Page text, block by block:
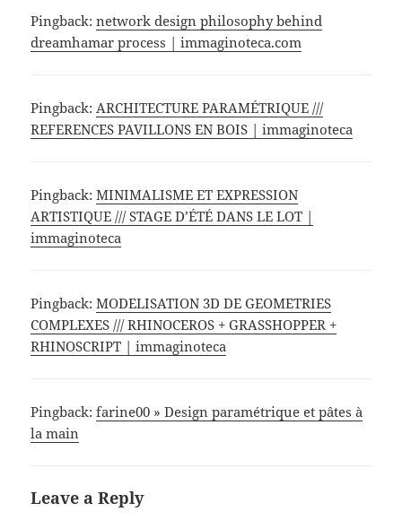
Pingback:network design philosophy behind
dreamhamar process | immaginoteca.com
Pingback:ARCHITECTURE PARAMÉTRIQUE ///
REFERENCES PAVILLONS EN BOIS | immaginoteca
Pingback:MINIMALISME ET EXPRESSION
ARTISTIQUE /// STAGE D’ÉTÉ DANS LE LOT |
immaginoteca
Pingback:MODELISATION 3D DE GEOMETRIES
COMPLEXES /// RHINOCEROS + GRASSHOPPER +
RHINOSCRIPT | immaginoteca
Pingback:farine00 » Design paramétrique et pâtes à
la main
Leave a Reply